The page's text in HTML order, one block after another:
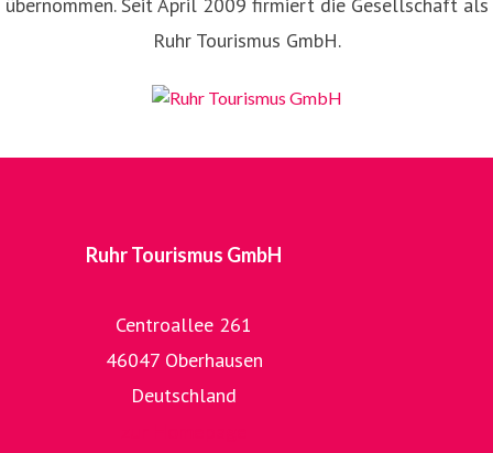
Ruhr Tourismus GmbH.
Ruhr Tourismus GmbH
Centroallee 261
46047 Oberhausen
Deutschland